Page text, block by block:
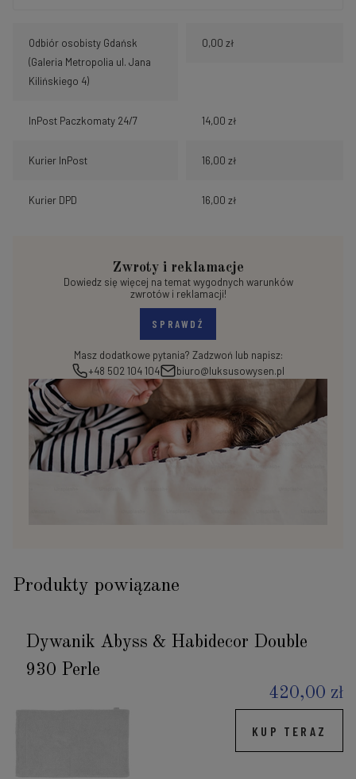
Odbiór osobisty Gdańsk
(Galeria Metropolia ul. Jana
Kilińskiego 4)
0,00 zł
InPost Paczkomaty 24/7 14,00 zł
Kurier InPost 16,00 zł
Kurier DPD 16,00 zł
Zwroty i reklamacje
Dowiedz się więcej na temat wygodnych warunków
zwrotów i reklamacji!
SPRAWDŹ
Masz dodatkowe pytania? Zadzwoń lub napisz:
+48 502 104 104
biuro@luksusowysen.pl
Produkty powiązane
Dywanik Abyss & Habidecor Double
930 Perle
420,00 zł
KUP TERAZ